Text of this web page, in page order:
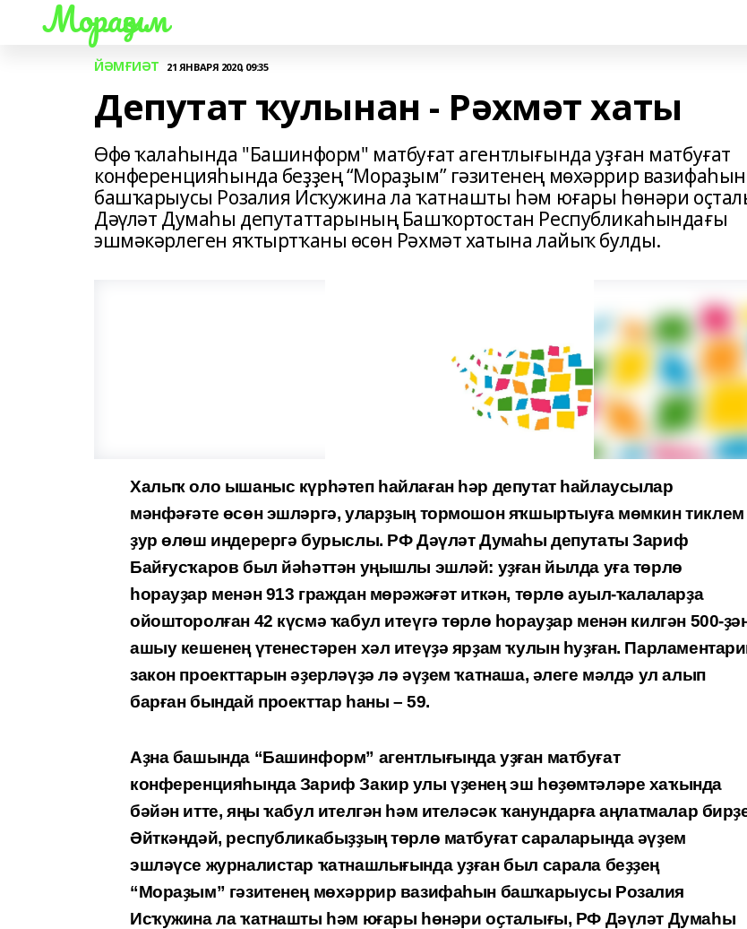
Мораҙым
ЙӘМҒИӘТ 21 ЯНВАРЯ 2020, 09:35
Депутат ҡулынан - Рәхмәт хаты
Өфө ҡалаһында "Башинформ" матбуғат агентлығында уҙған матбуғат
конференцияһында беҙҙең “Мораҙым” гәзитенең мөхәррир вазифаһын
башҡарыусы Розалия Исҡужина ла ҡатнашты һәм юғары һөнәри
Дәүләт Думаһы депутаттарының Башҡортостан Республикаһындағы
эшмәкәрлеген яҡтыртҡаны өсөн Рәхмәт хатына лайыҡ булды.
Халыҡ оло ышаныс күрһәтеп һайлаған һәр депутат һайлаусылар
мәнфәғәте өсөн эшләргә, уларҙың тормошон яҡшыртыуға мөмкин тиклем
ҙур өлөш индерергә бурыслы. РФ Дәүләт Думаһы депутаты Зариф
Байғусҡаров был йәһәттән уңышлы эшләй: уҙған йылда уға төрлө
һорауҙар менән 913 граждан мөрәжәғәт иткән, төрлө ауыл-ҡалаларҙа
ойошторолған 42 күсмә ҡабул итеүгә төрлө һорауҙар менән килгән 500-
ашыу кешенең үтенестәрен хәл итеүҙә ярҙам ҡулын һуҙған.
закон проекттарын әҙерләүҙә лә әүҙем ҡатнаша, әлеге мәлдә ул алып
барған бындай проекттар һаны – 59.
Аҙна башында “Башинформ” агентлығында уҙған матбуғат
конференцияһында Зариф Закир улы үҙенең эш һөҙөмтәләре хаҡында
бәйән итте, яңы ҡабул ителгән һәм ителәсәк ҡанундарға аңлатмалар
Әйткәндәй, республикабыҙҙың төрлө матбуғат сараларында әүҙем
эшләүсе журналистар ҡатнашлығында уҙған был сарала беҙҙең
“Мораҙым” гәзитенең мөхәррир вазифаһын башҡарыусы Розалия
Исҡужина ла ҡатнашты һәм юғары һөнәри оҫталығы, РФ Дәүләт Думаһы